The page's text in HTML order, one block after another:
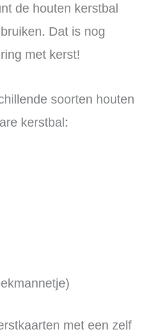
de houten kerstbal
Dat is nog
met kerst!
soorten houten
kerstbal:
met een zelf